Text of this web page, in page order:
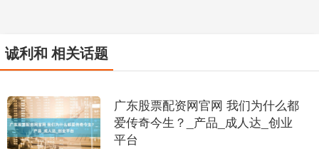
诚利和 相关话题
广东股票配资网官网 我们为什么都
爱传奇今生？_产品_成人达_创业
平台